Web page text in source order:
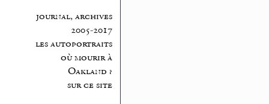
journal, archives
2005-2017
les autoportraits
où mourir à
Oakland ?
sur ce site